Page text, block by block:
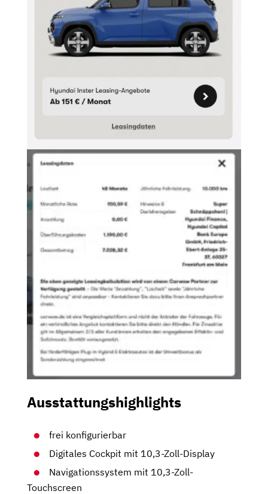
Ausstattungshighlights
frei konfigurierbar
Digitales Cockpit mit 10,3-Zoll-Display
Navigationssystem mit 10,3-Zoll-
Touchscreen